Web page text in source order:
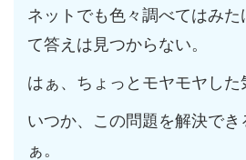
ネットでも色々調べてはみた
て答えは見つからない。
はぁ、ちょっとモヤモヤした
いつか、この問題を解決で
ぁ。